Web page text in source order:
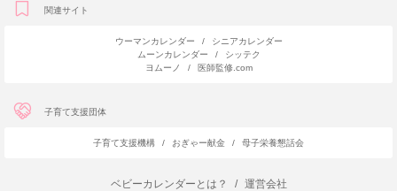
関連サイト
ウーマンカレンダー /
シニアカレンダー
ムーンカレンダー
/
シッテク
ヨムーノ
/ 医師監修.com
子育て支援団体
子育て支援機構 / おぎゃー献金 / 母子栄養懇話会
ベビーカレンダーとは？ /
運営会社